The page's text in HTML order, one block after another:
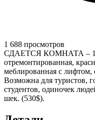
1 688 просмотров
СДАЕТСЯ КОМНАТА – 1-
отремонтированная,
меблированная с лифтом,
Возможна для туристов,
студентов, одиночек
шек. (530$).